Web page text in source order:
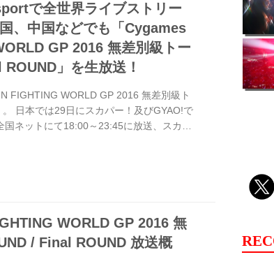
で全世界ライブストリー
、中国などでも「Cygames
GP 2016 無差別級トー
」を生放送！
FIGHTING WORLD GP 2016 無差別級ト
日本では29日にスカパー！及びGYAO!で
ネットにて18:00～23:45に放送、スカパ
）、中国（PPTV SPORTS/ライブストリ
トリーミング、ハイライト放送。31日は
WORLD GP 2016 無
/ Final ROUND 放送概